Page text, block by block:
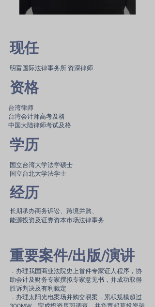
现任
明富国际法律事务所 资深律师
资格
台湾律师
台湾会计师高考及格
中国大陆律师考试及格
学历
国立台湾大学法学硕士
国立台北大学法学士
经历
长期承办商务诉讼、跨境并购、
能源投资及证券资本市场法律事务
重要案件/出版/演讲
．办理我国商业法院史上首件专家证人程序，协
助会计及财务专家撰拟专家意见书，并成功取得
胜诉判决及有利裁定
．办理太阳光电案场并购交易案，累积规模超过